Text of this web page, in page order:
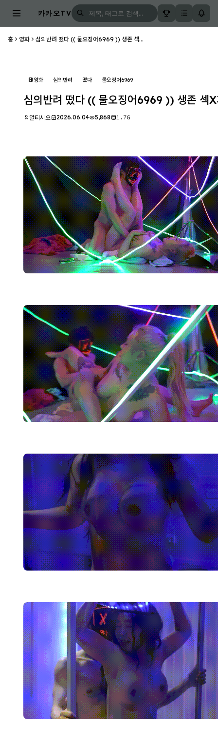
카카오TV
홈 영화 심의반려 떴다 (( 물오징어6969 )) 생존 섹...
영화 심의반려 떴다 물오징어6969
심의반려 떴다 (( 물오징어6969 )) 생존 섹
알티시오 2026.06.04 5,868 1.7G